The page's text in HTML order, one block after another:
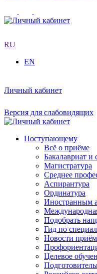
RU
EN
Личный кабинет
Версия для слабовидящих
Поступающему
Всё о приёме
Бакалавриат и
Магистратура
Среднее
Аспирантура
Ординатура
Иностранным
Подобрать
Гид по
Новости
Целевое